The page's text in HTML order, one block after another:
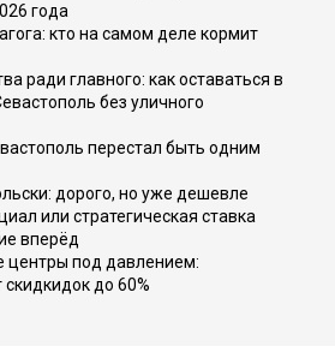
года
кто на самом деле кормит
ради главного: как оставаться в
без уличного
перестал быть одним
дорого, но уже дешевле
или стратегическая ставка
вперёд
центры под давлением:
до 60%